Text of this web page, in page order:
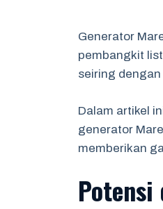
Generator
pembangkit
seiring
Dalam artikel
generator
memberikan
Potensi